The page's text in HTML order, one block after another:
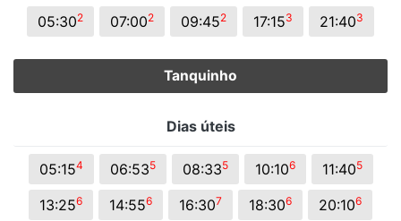
05:302 07:002 09:452 17:153 21:403
Tanquinho
Dias úteis
05:154 06:535 08:335 10:106 11:405
13:256 14:556 16:307 18:306 20:106